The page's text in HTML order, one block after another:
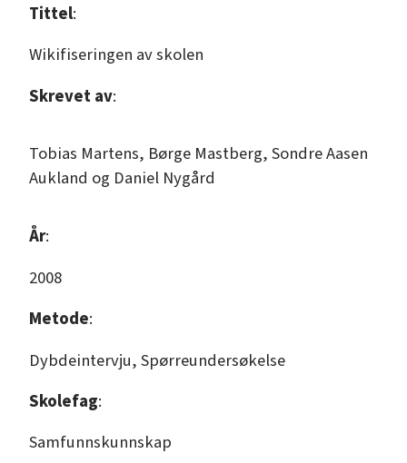
Tittel:
Wikifiseringen av skolen
Skrevet av:
Tobias Martens, Børge Mastberg, Sondre Aasen
Aukland og Daniel Nygård
År:
2008
Metode:
Dybdeintervju, Spørreundersøkelse
Skolefag:
Samfunnskunnskap